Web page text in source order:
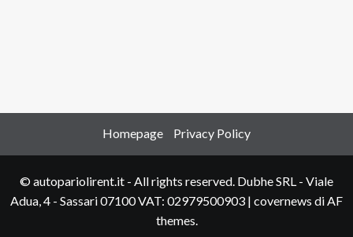
Homepage Privacy Policy
© autopariolirent.it - All rights reserved. Dubhe SRL - Viale
Adua, 4 - Sassari 07100 VAT: 02979500903 | covernews di AF
themes.